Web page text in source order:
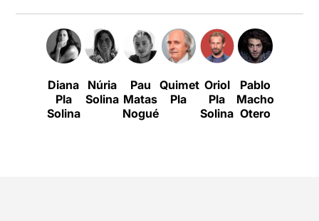
Diana
Pla
Solina
Núria
Solina
Pau
Matas
Nogué
Quimet
Pla
Oriol
Pla
Solina
Pablo
Macho
Otero